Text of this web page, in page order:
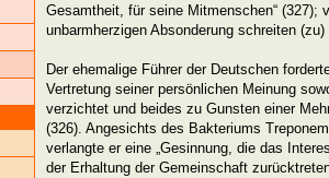
Gesamtheit, für seine Mitmenschen“ (327);
unbarmherzigen Absonderung schreiten (zu)
Der ehemalige Führer der Deutschen
Vertretung seiner persönlichen Meinung
verzichtet und beides zu Gunsten einer
(326). Angesichts des Bakteriums
verlangte er eine „Gesinnung, die das
der Erhaltung der Gemeinschaft